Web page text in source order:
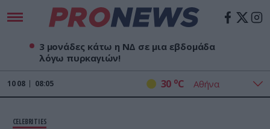
3 μονάδες κάτω η ΝΔ σε μια εβδομάδα
λόγω πυρκαγιών!
10 08 08:05 30 oC
CELEBRITIES